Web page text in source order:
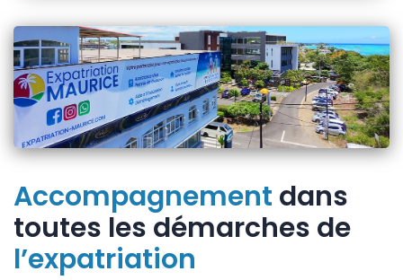
Accompagnement dans
toutes les démarches de
l’expatriation